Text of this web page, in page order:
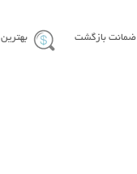
ضمانت بازگشت